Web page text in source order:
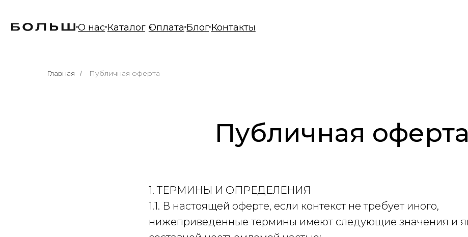
О нас Каталог Оплата Блог Контакты
Главная / Публичная оферта
Публичная оферта
1. ТЕРМИНЫ И ОПРЕДЕЛЕНИЯ
1.1. В настоящей оферте, если контекст не требует иного,
нижеприведенные термины имеют следующие значения и